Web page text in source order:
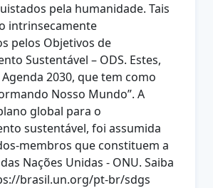
pela humanidade. Tais
intrinsecamente
pelos Objetivos de
Sustentável – ODS. Estes,
2030, que tem como
Nosso Mundo”. A
global para o
sustentável, foiassumida
membros que constituem a
Nações Unidas - ONU. Saiba
brasil.un.org/pt-br/sdgs